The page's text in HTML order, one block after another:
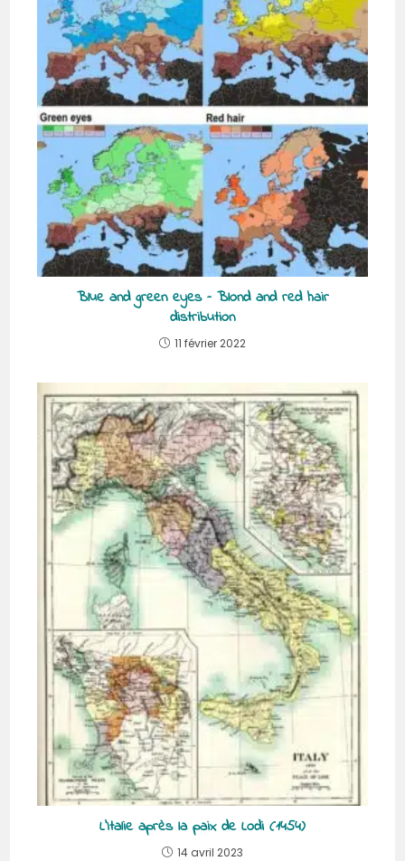
Blue and green eyes – Blond and red hair
distribution
11 février 2022
L’Italie après la paix de Lodi (1454)
14 avril 2023